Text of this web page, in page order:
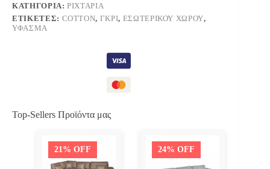
ΚΑΤΗΓΟΡΊΑ:ΡΙΧΤΆΡΙΑ
ΕΤΙΚΈΤΕΣ: COTTON, ΓΚΡΙ, ΕΣΩΤΕΡΙΚΟΎ ΧΏΡΟΥ,
ΎΦΑΣΜΑ
Top-Sellers Προϊόντα μας
21% OFF 24% OFF